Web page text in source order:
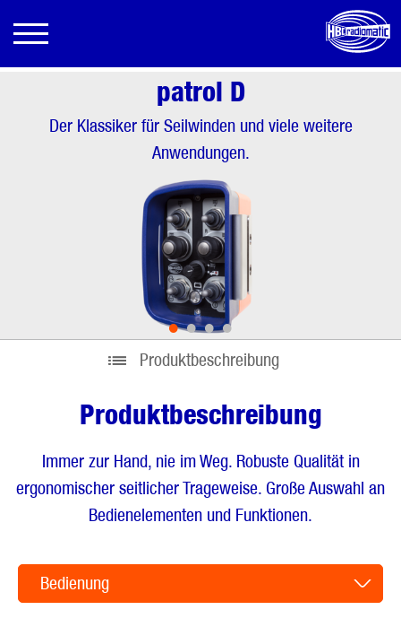
patrol D
Der Klassiker für Seilwinden und viele weitere
Anwendungen.
••••
Produktbeschreibung
Produktbeschreibung
Immer zur Hand, nie im Weg. Robuste Qualität in
ergonomischer seitlicher Trageweise. Große Auswahl an
Bedienelementen und Funktionen.
Bedienung